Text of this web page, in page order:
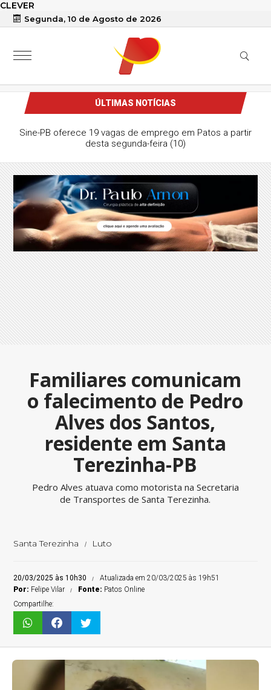
CLEVER
Segunda, 10 de Agosto de 2026
ÚLTIMAS NOTÍCIAS
Sine-PB oferece 19 vagas de emprego em Patos a partir
desta segunda-feira (10)
Familiares comunicam
o falecimento de Pedro
Alves dos Santos,
residente em Santa
Terezinha-PB
Pedro Alves atuava como motorista na Secretaria
de Transportes de Santa Terezinha.
Santa Terezinha Luto
20/03/2025 às 10h30
Atualizada em 20/03/2025 às 19h51
Por: Felipe Vilar Fonte: Patos Online
Compartilhe: